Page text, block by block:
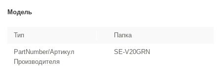
Модель
Тип Папка
PartNumber/Артикул
Производителя
SE-V20GRN